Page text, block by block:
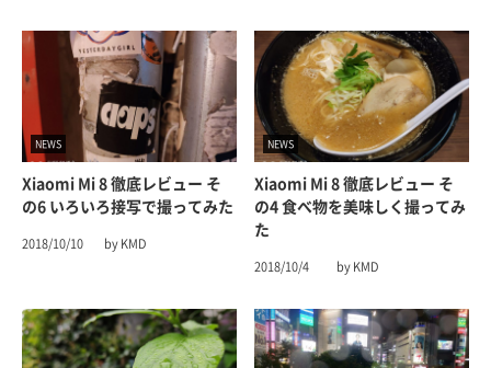
NEWS
Xiaomi Mi 8 徹底レビュー そ
の6 いろいろ接写で撮ってみた
2018/10/10 by KMD
NEWS
Xiaomi Mi 8 徹底レビュー そ
の4 食べ物を美味しく撮ってみ
た
2018/10/4 by KMD